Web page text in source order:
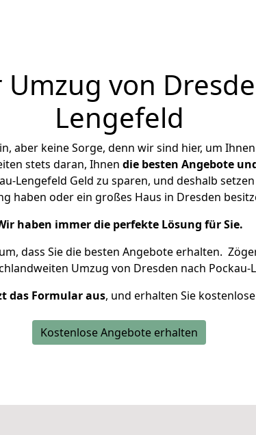
von
Lengefeld
aber keine Sorge, denn wir sind hier, um
stets daran, Ihnen die besten Angebote
Lengefeld Geld zu sparen, und deshalb
haben oder ein großes Haus in Dresden
haben immer die perfekte Lösung für Sie.
dass Sie die besten Angebote erhalten.
Umzug von Dresden nach Pockau-
das Formular aus, und erhalten Sie
Kostenlose Angebote erhalten